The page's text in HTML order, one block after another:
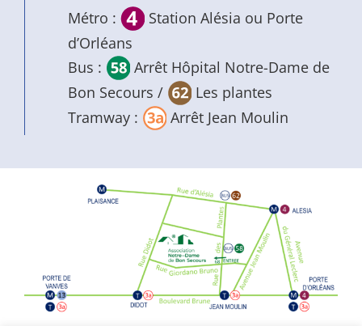
Métro :
Station Alésia ou Porte
d’Orléans
Bus :
Arrêt Hôpital Notre-Dame de
Bon Secours /
Les plantes
Tramway :
Arrêt Jean Moulin